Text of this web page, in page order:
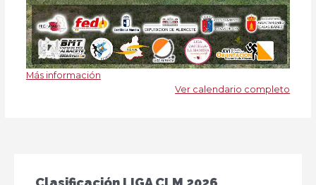
Más información
Ver calendario completo